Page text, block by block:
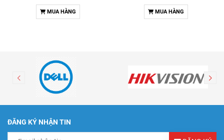
MUA HÀNG MUA HÀNG
ĐĂNG KÝ NHẬN TIN